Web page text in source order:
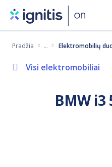
turinįPradžia Elektromobilių
Visi elektromobiliai
BMW i3